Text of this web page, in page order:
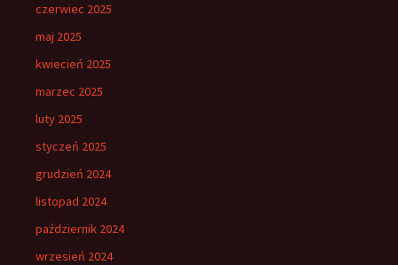
czerwiec 2025
maj 2025
kwiecień 2025
marzec 2025
luty 2025
styczeń 2025
grudzień 2024
listopad 2024
październik 2024
wrzesień 2024